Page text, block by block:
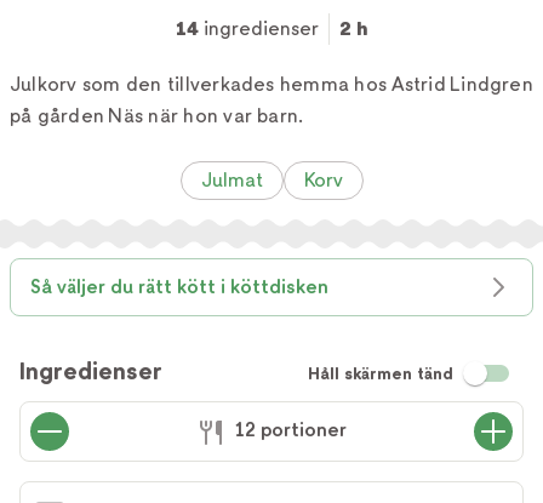
14 ingredienser 2 h
Julkorv som den tillverkades hemma hos Astrid Lindgren
på gården Näs när hon var barn.
Julmat Korv
Så väljer du rätt kött i köttdisken
Ingredienser Håll skärmen tänd
12 portioner